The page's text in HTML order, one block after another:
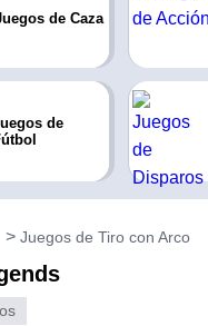
de Caza
de
Juegos de Tiro con Arco